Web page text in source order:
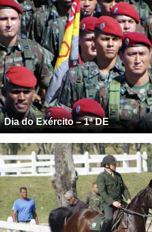
Dia do Exército – 1ª DE